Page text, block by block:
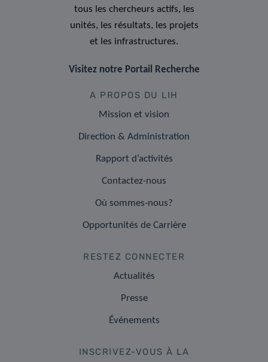
tous les chercheurs actifs, les
unités, les résultats, les projets
et les infrastructures.
Visitez notre Portail Recherche
A PROPOS DU LIH
Mission et vision
Direction & Administration
Rapport d’activités
Contactez-nous
Où sommes-nous?
Opportunités de Carrière
RESTEZ CONNECTER
Actualités
Presse
Événements
INSCRIVEZ-VOUS À LA